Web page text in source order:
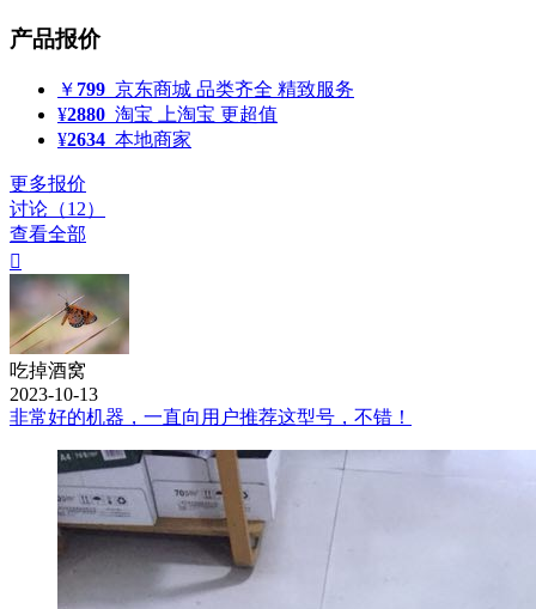
产品报价
￥ 799 京东商城 品类齐全 精致服务
¥2880 淘宝
上淘宝 更超值
¥2634 本地商家
更多报价
讨论（12）
查看全部

吃掉酒窝
2023-10-13
非常好的机器，一直向用户推荐这型号，不错！